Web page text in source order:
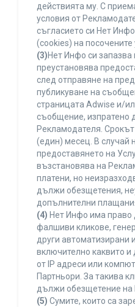
действията му. С
условия от
съгласието си Нет
(cookies) на посочените
(3)Нет Инфо си запазва
преустановява
след отправяне на
публикуване на
страницата Adwise и/
съобщение, изпратено
Рекламодателя.
(един) месец. В случай
предоставянето на
възстановява на
платени, но
дължи обезщетения,
допълнителни
(4) Нет Инфо има
фалшиви кликове,
други автоматизирани
включително каквито
от IP адреси или
Партньори. За такива
дължи обезщетение на
(5) Сумите, които са